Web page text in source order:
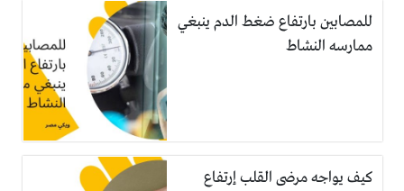
للمصابين بارتفاع ضغط الدم ينبغي
ممارسه النشاط
كيف يواجه مرضى القلب إرتفاع